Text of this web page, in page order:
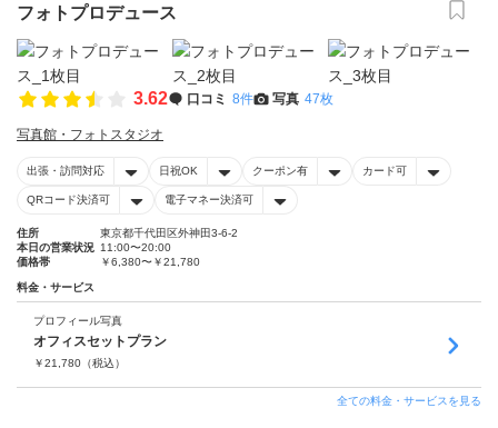
フォトプロデュース
3.62 口コミ 8件 写真 47枚
写真館・フォトスタジオ
出張・訪問対応 日祝OK クーポン有 カード可
QRコード決済可 電子マネー決済可
住所
東京都千代田区外神田3-6-2
本日の営業状況 11:00〜20:00
価格帯
￥6,380〜￥21,780
料金・サービス
プロフィール写真
オフィスセットプラン
￥21,780 （税込）
全ての料金・サービスを見る